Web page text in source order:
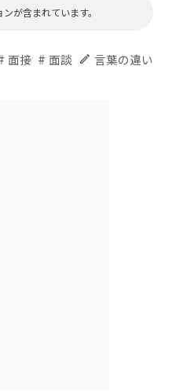
が含まれています。
面接 # 面談 edit 言葉の違い